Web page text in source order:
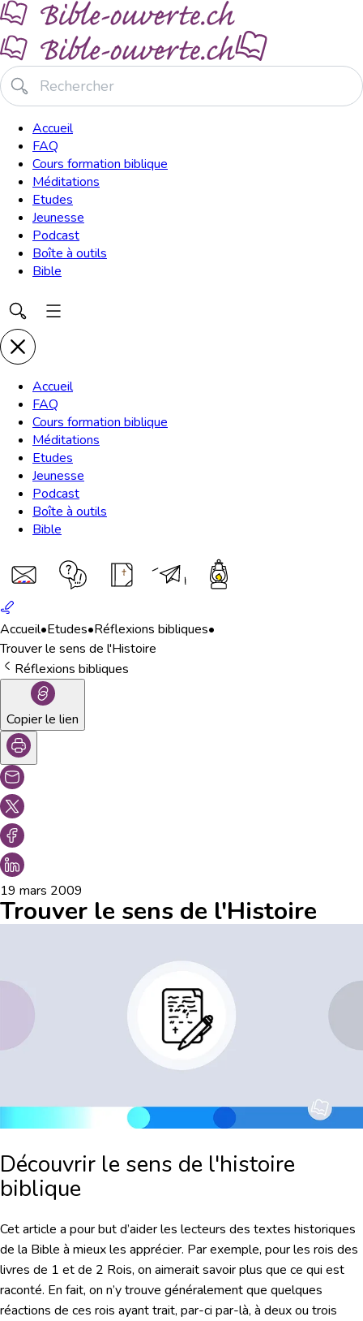
Accueil
FAQ
Cours formation biblique
Méditations
Etudes
Jeunesse
Podcast
Boîte à outils
Bible
Accueil
FAQ
Cours formation biblique
Méditations
Etudes
Jeunesse
Podcast
Boîte à outils
Bible
Accueil•Etudes•Réflexions bibliques•
Trouver le sens de l'Histoire
Réflexions bibliques
Copier le lien
19 mars 2009
Trouver le sens de l'Histoire
Découvrir le sens de l'histoire
biblique
Cet article a pour but d’aider les lecteurs des textes historiques
de la Bible à mieux les apprécier. Par exemple, pour les rois des
livres de 1 et de 2 Rois, on aimerait savoir plus que ce qui est
raconté. En fait, on n’y trouve généralement que quelques
réactions de ces rois ayant trait, par-ci par-là, à deux ou trois